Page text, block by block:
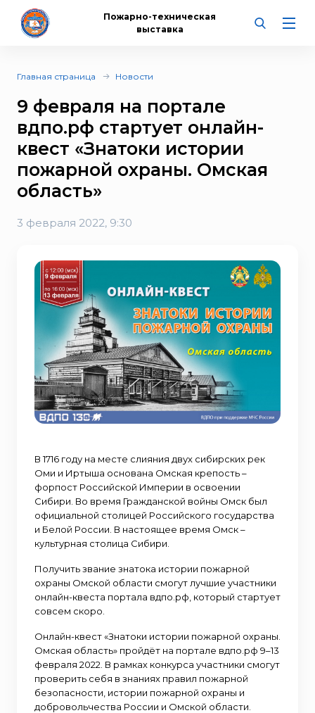
Пожарно-техническая
выставка
Главная страница Новости
9 февраля на портале
вдпо.рф стартует онлайн-
квест «Знатоки истории
пожарной охраны. Омская
область»
3 февраля 2022, 9:30
В 1716 году на месте слияния двух сибирских рек
Оми и Иртыша основана Омская крепость –
форпост Российской Империи в освоении
Сибири. Во время Гражданской войны Омск был
официальной столицей Российского государства
и Белой России. В настоящее время Омск –
культурная столица Сибири.
Получить звание знатока истории пожарной
охраны Омской области смогут лучшие участники
онлайн-квеста портала вдпо.рф, который стартует
совсем скоро.
Онлайн-квест «Знатоки истории пожарной охраны.
Омская область» пройдёт на портале вдпо.рф 9–13
февраля 2022. В рамках конкурса участники смогут
проверить себя в знаниях правил пожарной
безопасности, истории пожарной охраны и
добровольчества России и Омской области.